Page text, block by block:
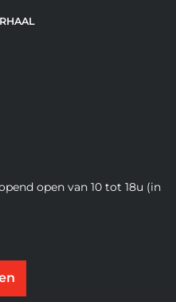
open van 10 tot 18u (in